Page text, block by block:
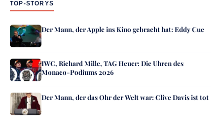
TOP-STORYS
Der Mann, der Apple ins Kino gebracht hat: Eddy Cue
IWC, Richard Mille, TAG Heuer: Die Uhren des
Monaco-Podiums 2026
Der Mann, der das Ohr der Welt war: Clive Davis ist tot